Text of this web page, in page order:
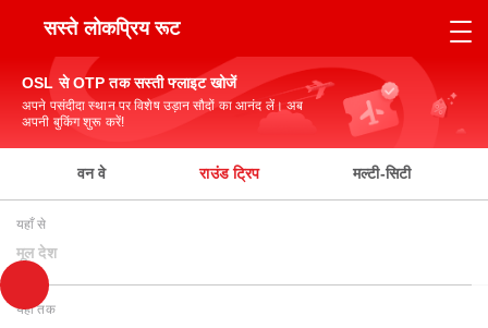
सस्ते लोकप्रिय रूट
OSL से OTP तक सस्ती फ्लाइट खोजें
अपने पसंदीदा स्थान पर विशेष उड़ान सौदों का आनंद लें। अब
अपनी बुकिंग शुरू करें!
वन वे राउंड ट्रिप मल्टी-सिटी
यहाँ से
मूल देश
यहाँ तक